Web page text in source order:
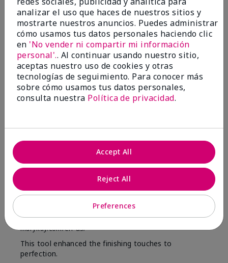
1 estrella
0
Evaluado por 2 clientes
MK completion sponge
porShirley "Girl"
Evaluado en
marykay.com/en-us/
This tool enhanced the finishing touches to
perfection.
analizar el uso que haces de nuestros sitios y
mostrarte nuestros anuncios. Puedes administrar
cómo usamos tus datos personales haciendo clic
en 'No vender ni compartir mi información
personal'.. Al continuar usando nuestro sitio,
aceptas nuestro uso de cookies y otras
tecnologías de seguimiento. Para conocer más
sobre cómo usamos tus datos personales,
consulta nuestra Política de privacidad.
Preferences
Reject All
Accept All